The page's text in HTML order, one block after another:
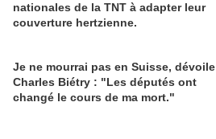
nationales de la TNT à adapter leur
couverture hertzienne.
Je ne mourrai pas en Suisse, dévoile
Charles Biétry : "Les députés ont
changé le cours de ma mort."